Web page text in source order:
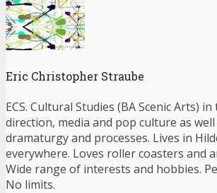
Eric Christopher Straube
ECS. Cultural Studies (BA Scenic Arts)
direction, media and pop culture as
dramaturgy and processes. Lives in
everywhere. Loves roller coasters and
Wide range of interests and hobbies.
No limits.